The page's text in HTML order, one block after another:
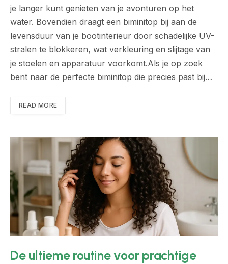
je langer kunt genieten van je avonturen op het
water. Bovendien draagt een biminitop bij aan de
levensduur van je bootinterieur door schadelijke UV-
stralen te blokkeren, wat verkleuring en slijtage van
je stoelen en apparatuur voorkomt.Als je op zoek
bent naar de perfecte biminitop die precies past bij…
READ MORE
De ultieme routine voor prachtige